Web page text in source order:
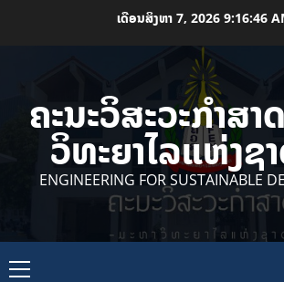
ເດືອນສິງຫາ 7, 2026 9:16:46
ຄະນະວິສະວະກຳສາ
ວິທະຍາໄລແຫ່ງຊ
ENGINEERING FOR SUSTAINABLE
Primary